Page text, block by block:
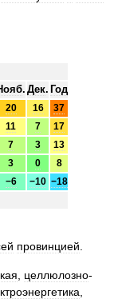
. Дек. Год
20 16
37
11 7
17
7 3
13
3 0
8
−6 −10 −18
провинцией
целлюлозно-